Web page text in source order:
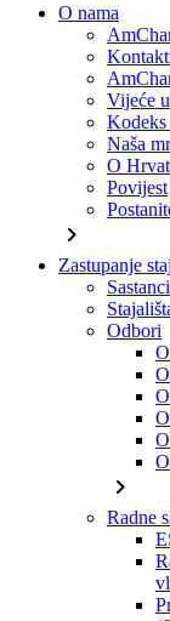
O nama
Vijeće
Kodeks
Naša
O
Povijest
chevron_right
Zastupanje
Odbori
chevron_right
Radne